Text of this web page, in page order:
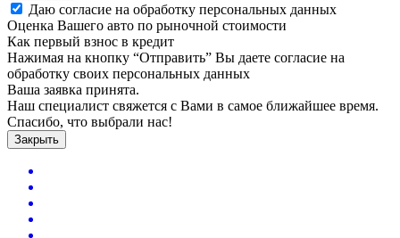
Даю согласие на обработку персональных данных
Оценка Вашего авто по рыночной стоимости
Как первый взнос в кредит
Нажимая на кнопку “Отправить” Вы даете согласие на
обработку своих персональных данных
Ваша заявка принята.
Наш специалист свяжется с Вами в самое ближайшее время.
Спасибо, что выбрали нас!
Закрыть